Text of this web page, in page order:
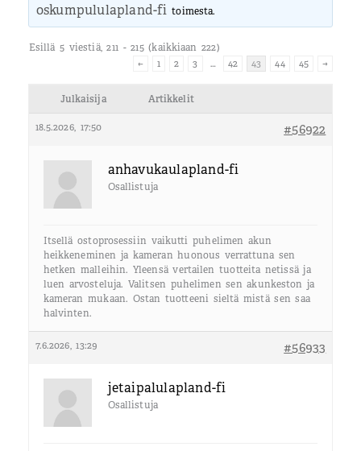
oskumpululapland-fi toimesta.
Esillä 5 viestiä, 211 - 215 (kaikkiaan 222)
←
1 2 3 … 42 43 44 45 →
Julkaisija Artikkelit
18.5.2026, 17:50 #56922
anhavukaulapland-fi
Osallistuja
Itsellä ostoprosessiin vaikutti puhelimen akun
heikkeneminen ja kameran huonous verrattuna sen
hetken malleihin. Yleensä vertailen tuotteita netissä ja
luen arvosteluja. Valitsen puhelimen sen akunkeston ja
kameran mukaan. Ostan tuotteeni sieltä mistä sen saa
halvinten.
7.6.2026, 13:29 #56933
jetaipalulapland-fi
Osallistuja